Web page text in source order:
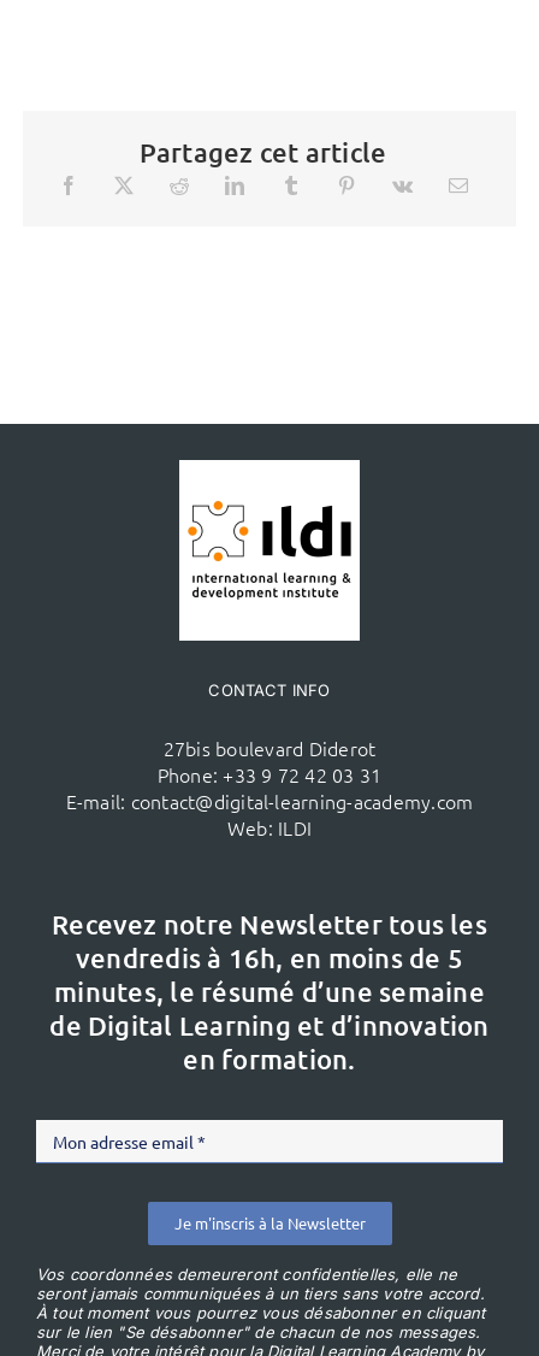
Partagez cet article
CONTACT INFO
27bis boulevard Diderot
Phone: +33 9 72 42 03 31
E-mail: contact@digital-learning-academy.com
Web: ILDI
Recevez notre Newsletter tous les
vendredis à 16h, en moins de 5
minutes, le résumé d’une semaine
de Digital Learning et d’innovation
en formation.
Je m'inscris à la Newsletter
Vos coordonnées demeureront confidentielles, elle ne
seront jamais communiquées à un tiers sans votre accord.
À tout moment vous pourrez vous désabonner en cliquant
sur le lien "Se désabonner" de chacun de nos messages.
Merci de votre intérêt pour la Digital Learning Academy by